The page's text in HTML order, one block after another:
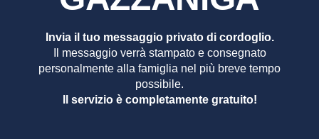
Invia il tuo messaggio privato di cordoglio.
Il messaggio verrà stampato e consegnato
personalmente alla famiglia nel più breve tempo
possibile.
Il servizio è completamente gratuito!